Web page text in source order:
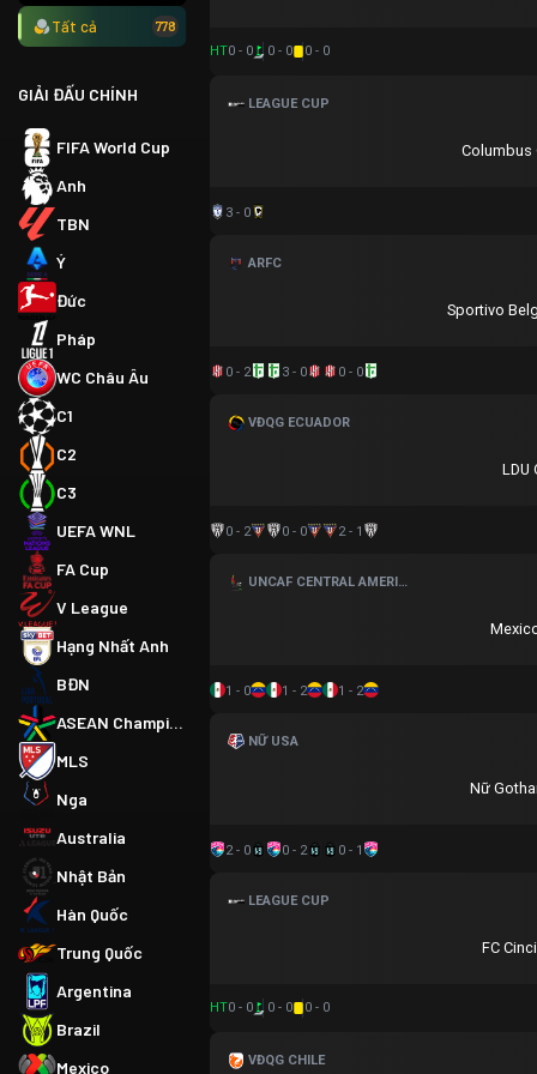
Tất cả 778
GIẢI ĐẤU CHÍNH
FIFA World Cup
Anh
TBN
Ý
Đức
Pháp
WC Châu Âu
C1
C2
C3
UEFA WNL
FA Cup
V League
Hạng Nhất Anh
BĐN
ASEAN Championship
MLS
Nga
Australia
Nhật Bản
Hàn Quốc
Trung Quốc
Argentina
Brazil
Mexico
HT0 - 0 0 - 0 0 - 0
LEAGUE CUP
Columbus
3 - 0
ARFC
Sportivo
0 - 2 3 - 0 0 - 0
VĐQG ECUADOR
LDU
0 - 2 0 - 0 2 - 1
UNCAF CENTRAL AMERICAN GAMES
1 - 0 1 - 2 1 - 2
NỮ USA
Nữ
2 - 0 0 - 2 0 - 1
LEAGUE CUP
FC
HT0 - 0 0 - 0 0 - 0
VĐQG CHILE